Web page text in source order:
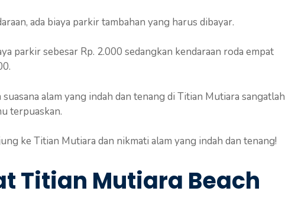
ada biaya parkir tambahan yang harus dibayar.
parkir sebesar Rp. 2.000 sedangkan kendaraan roda empat
alam yang indah dan tenang di Titian Mutiara sangatlah
terpuaskan.
ke Titian Mutiara dan nikmati alam yang indah dan tenang!
Titian Mutiara Beach